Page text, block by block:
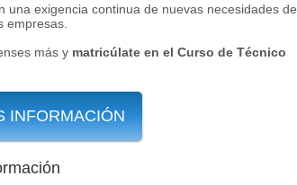
exigencia continua de nuevas necesidades de
empresas.
más y matricúlate en el Curso de Técnico
INFORMACIÓN